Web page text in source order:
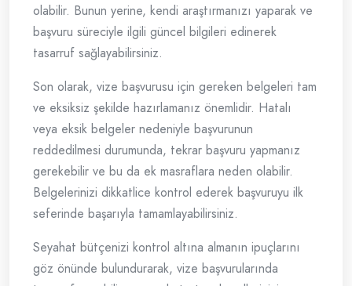
olabilir. Bunun yerine, kendi araştırmanızı yaparak ve
başvuru süreciyle ilgili güncel bilgileri edinerek
tasarruf sağlayabilirsiniz.
Son olarak, vize başvurusu için gereken belgeleri tam
ve eksiksiz şekilde hazırlamanız önemlidir. Hatalı
veya eksik belgeler nedeniyle başvurunun
reddedilmesi durumunda, tekrar başvuru yapmanız
gerekebilir ve bu da ek masraflara neden olabilir.
Belgelerinizi dikkatlice kontrol ederek başvuruyu ilk
seferinde başarıyla tamamlayabilirsiniz.
Seyahat bütçenizi kontrol altına almanın ipuçlarını
göz önünde bulundurarak, vize başvurularında